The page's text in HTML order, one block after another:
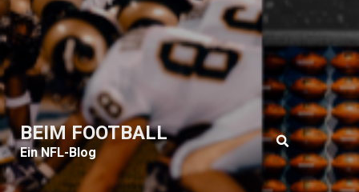
BEIM FOOTBALL
Ein NFL-Blog